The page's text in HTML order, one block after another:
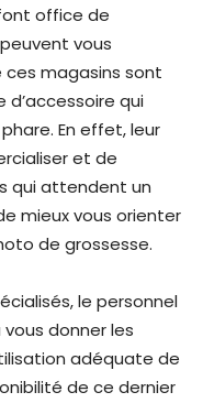
office de
vous
ces magasins sont
qui
En effet, leur
et de
qui attendent un
mieux vous orienter
de grossesse.
le personnel
donner les
adéquate de
de ce dernier